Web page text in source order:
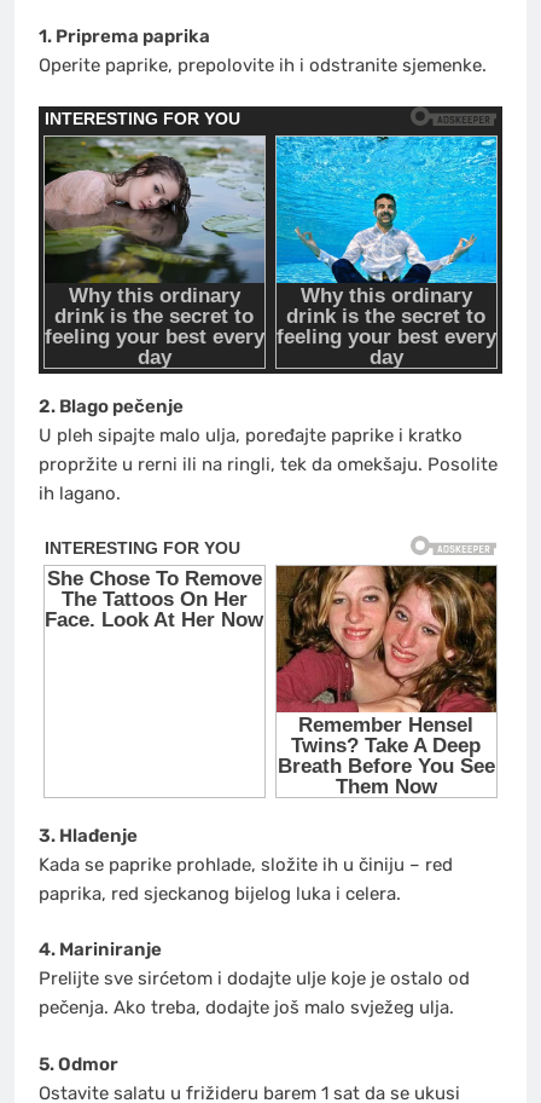
1. Priprema paprika
Operite paprike, prepolovite ih i odstranite sjemenke.
2. Blago pečenje
U pleh sipajte malo ulja, poređajte paprike i kratko
propržite u rerni ili na ringli, tek da omekšaju. Posolite
ih lagano.
3. Hlađenje
Kada se paprike prohlade, složite ih u činiju – red
paprika, red sjeckanog bijelog luka i celera.
4. Mariniranje
Prelijte sve sirćetom i dodajte ulje koje je ostalo od
pečenja. Ako treba, dodajte još malo svježeg ulja.
5. Odmor
Ostavite salatu u frižideru barem 1 sat da se ukusi